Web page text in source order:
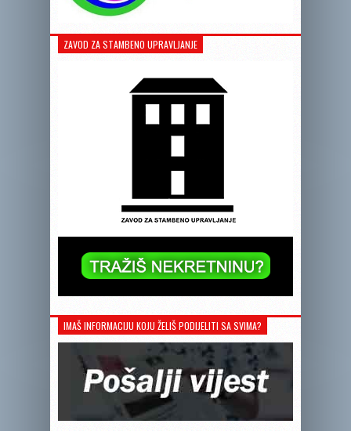
ZAVOD ZA STAMBENO UPRAVLJANJE
IMAŠ INFORMACIJU KOJU ŽELIŠ PODIJELITI SA SVIMA?